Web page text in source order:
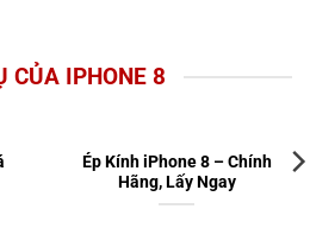
CỦA IPHONE 8
Ép Kính iPhone 8 – Chính
Hãng, Lấy Ngay